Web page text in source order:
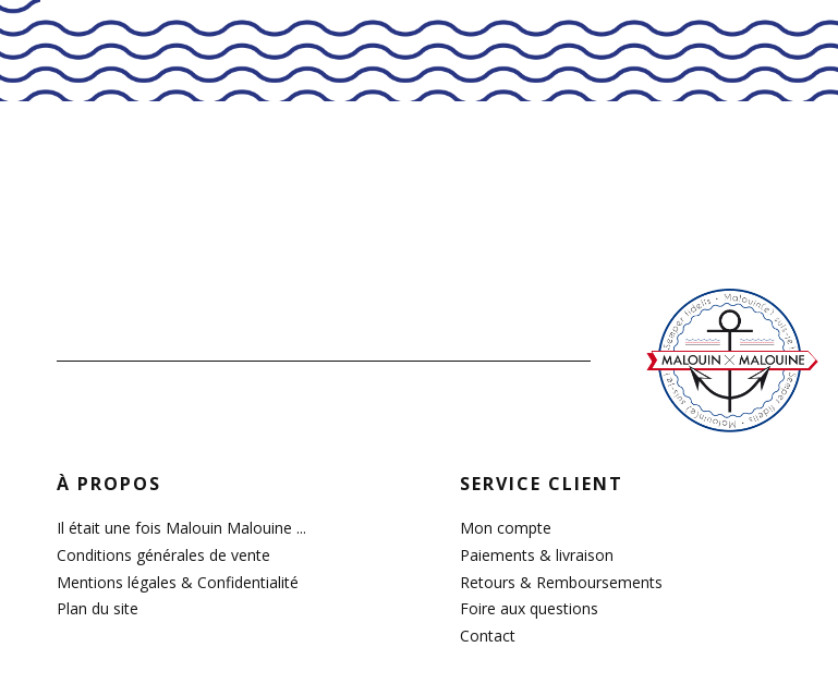
À PROPOS
Il était une fois Malouin Malouine ...
Conditions générales de vente
Mentions légales & Confidentialité
Plan du site
SERVICE CLIENT
Mon compte
Paiements & livraison
Retours & Remboursements
Foire aux questions
Contact